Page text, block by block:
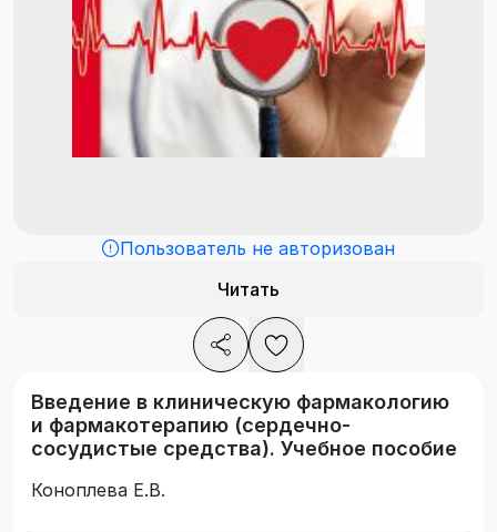
Пользователь не авторизован
Читать
Введение в клиническую фармакологию
и фармакотерапию (сердечно-
сосудистые средства). Учебное пособие
Коноплева Е.В.